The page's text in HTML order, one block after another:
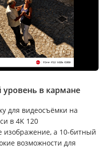
в кармане
для видеосъёмки на
в 4K 120
изображение, а 10-битный
возможности для